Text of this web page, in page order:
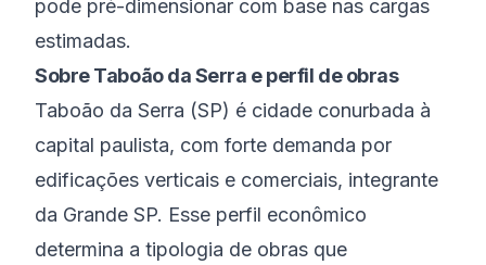
pode pré-dimensionar com base nas cargas
estimadas.
SobreTaboão da Serra e perfil de obras
Taboão da Serra (SP) é cidade conurbada à
capital paulista, com forte demanda por
edificações verticais e comerciais, integrante
da Grande SP. Esse perfil econômico
determina a tipologia de obras que